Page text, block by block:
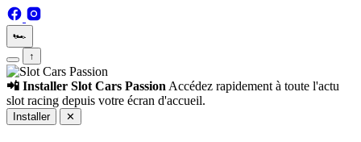
🏎️
↑
📲 Installer Slot Cars Passion Accédez rapidement à toute l'actu
slot racing depuis votre écran d'accueil.
Installer ✕